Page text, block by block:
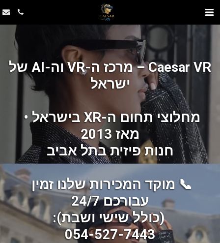
Caesar VR – מרכז ה-VR וה-AI של
ישראל
מחלוצי תחום ה-XR בישראל •
מאז 2013
חנות פיזית בתל אביב
📞 מוקד המכירות שלנו זמין
עבורכם 24/7
(כולל שישי ושבת):
054-527-7443